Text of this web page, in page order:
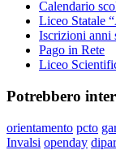
Calendario
Liceo Statale
Iscrizioni anni
Pago in Rete
Liceo
Potrebbero
orientamento pcto
Invalsi openday